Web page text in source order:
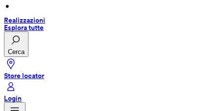
•
Realizzazioni
Esplora tutte
Cerca
Store locator
Login